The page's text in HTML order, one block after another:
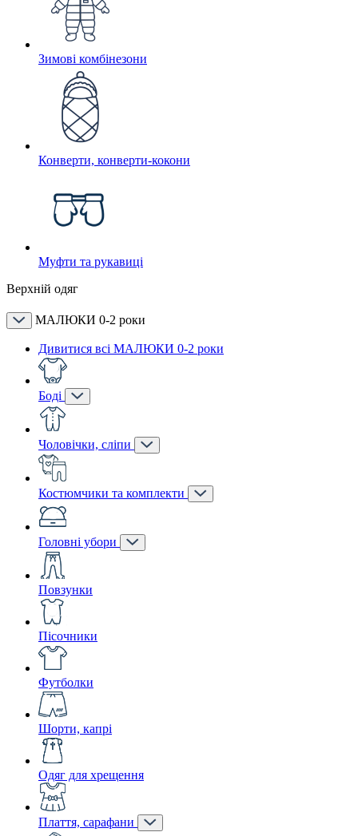
Зимові комбінезони
Конверти, конверти-кокони
Муфти та рукавиці
Верхній одяг
МАЛЮКИ 0-2 роки
Дивитися всі МАЛЮКИ 0-2 роки
Боді
Чоловічки, сліпи
Костюмчики та комплекти
Головні убори
Повзунки
Пісочники
Футболки
Шорти, капрі
Одяг для хрещення
Плаття, сарафани